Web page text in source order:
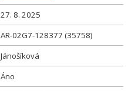
27. 8. 2025
AR-02G7-128377 (35758)
Jánošíková
Áno